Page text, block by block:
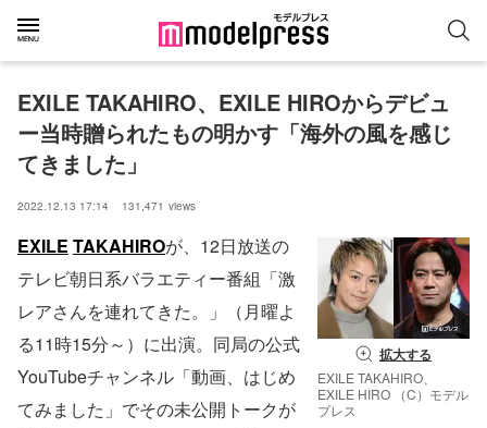
EXILE TAKAHIRO、EXILE HIROからデビュ
ー当時贈られたもの明かす「海外の風を感じ
てきました」
2022.12.13 17:14 131,471 views
拡大する
EXILE TAKAHIRO、
EXILE HIRO （C）モデル
プレス
EXILE TAKAHIROが、12日放送の
テレビ朝日系バラエティー番組「激
レアさんを連れてきた。」（月曜よ
る11時15分～）に出演。同局の公式
YouTubeチャンネル「動画、はじめ
てみました」でその未公開トークが